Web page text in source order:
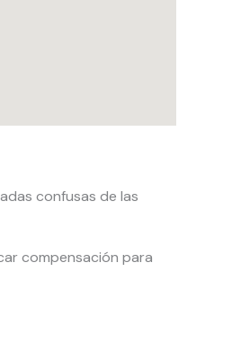
confusas de las
compensación para